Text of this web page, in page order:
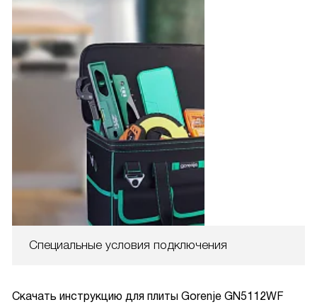
Специальные условия подключения
Скачать инструкцию для плиты Gorenje GN5112WF